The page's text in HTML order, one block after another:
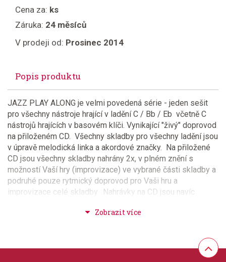
Cena za: ks
Záruka: 24 měsíců
V prodeji od: Prosinec 2014
Popis produktu
JAZZ PLAY ALONG je velmi povedená série - jeden sešit
pro všechny nástroje hrající v ladění C / Bb / Eb včetně C
nástrojů hrajících v basovém klíči. Vynikající "živý" doprovod
na přiloženém CD. Všechny skladby pro všechny ladění jsou
v úpravě melodická linka a akordové značky. Na přiložené
CD jsou všechny skladby nahrány 2x, v plném znění s
možností Vaší hry (improvizace) ve vybrané části skladby a
podruhé pouze rytmický doprovod pro Vaši hru a
improvizace celé skladby. Nahrávky na CD jsou navíc
levém nebo pravém kanále, pro nácvik i těchto nástrojů.